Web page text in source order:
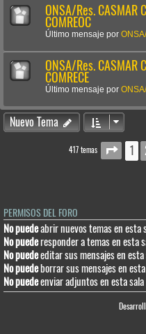
ONSA/Res.
COMREOC
Último mensaje por
ONSA/Res.
COMRECE
Último mensaje por
Nuevo Tema
417 temas 1
PERMISOS DEL FORO
No puedeabrir nuevos temas en esta
No puederesponder a temas en esta
No puedeeditar sus mensajes en esta
No puedeborrar sus mensajes en
No puedeenviar adjuntos en esta sala